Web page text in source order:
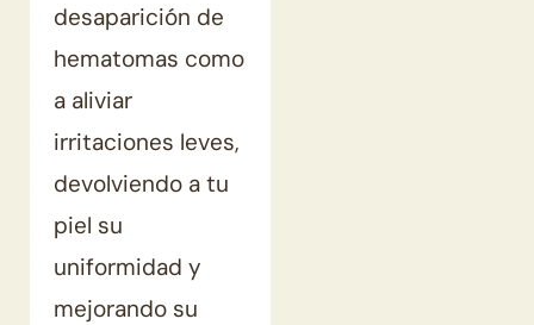
desaparición de
hematomas como
a aliviar
irritaciones leves,
devolviendo a tu
piel su
uniformidad y
mejorando su